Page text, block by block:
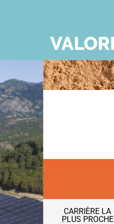
CARRIÈRE LA
PLUS PROCHE